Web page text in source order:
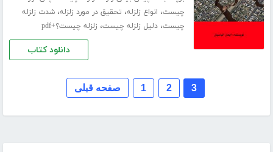
چیست، انواع زلزله، تحقیق در مورد زلزله،شدت زلزله
چیست،دلیل زلزله چیست، زلزله چیست؟+pdf
دانلود کتاب
صفحه قبلی 1 2 3